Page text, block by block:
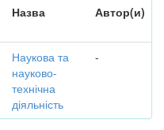
Назва Автор(и)
Наукова та
науково-
технічна
діяльність
-